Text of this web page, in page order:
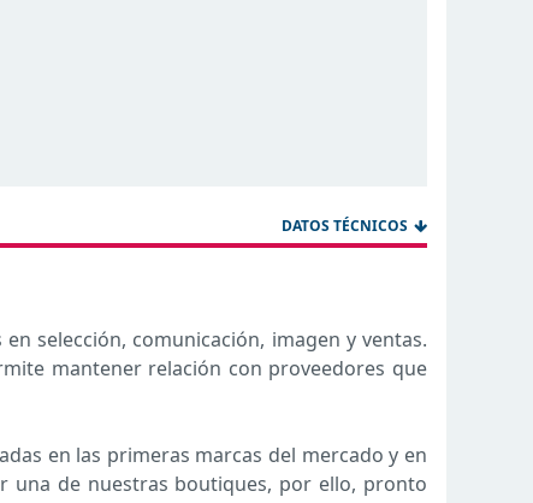
DATOS TÉCNICOS
selección, comunicación, imagen y ventas.
mantener relación con proveedores que
en las primeras marcas del mercado y en
una de nuestras boutiques, por ello, pronto